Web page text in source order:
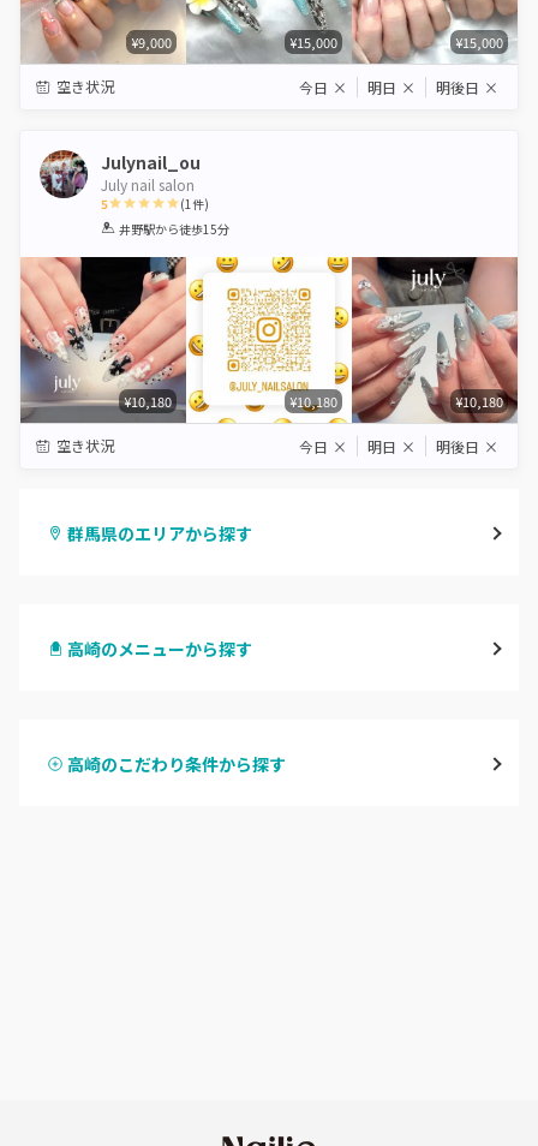
¥9,000 ¥15,000 ¥15,000
空き状況 今日 × 明日 × 明後日 ×
Julynail_ou
July nail salon
5
1 2 3 4 5
(1件)
井野駅から徒歩15分
¥10,180 ¥10,180 ¥10,180
空き状況 今日 × 明日 × 明後日 ×
群馬県のエリアから探す
前橋
高崎のメニューから探す
ハンドスカルプ
高崎のこだわり条件から探す